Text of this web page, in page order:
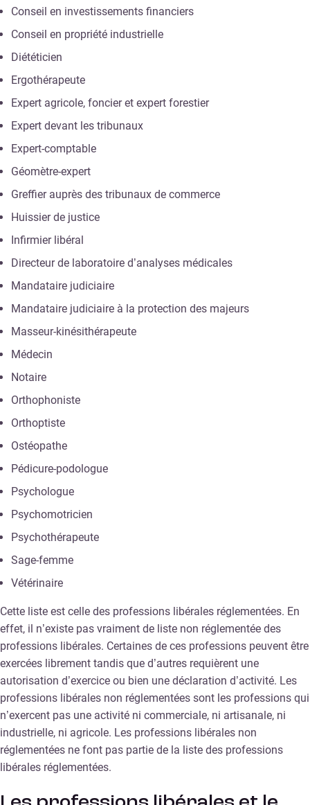
Conseil en investissements financiers
Conseil en propriété industrielle
Diététicien
Ergothérapeute
Expert agricole, foncier et expert forestier
Expert devant les tribunaux
Expert-comptable
Géomètre-expert
Greffier auprès des tribunaux de commerce
Huissier de justice
Infirmier libéral
Directeur de laboratoire d’analyses médicales
Mandataire judiciaire
Mandataire judiciaire à la protection des majeurs
Masseur-kinésithérapeute
Médecin
Notaire
Orthophoniste
Orthoptiste
Ostéopathe
Pédicure-podologue
Psychologue
Psychomotricien
Psychothérapeute
Sage-femme
Vétérinaire
Cette liste est celle des professions libérales réglementées. En
effet, il n’existe pas vraiment de liste non réglementée des
professions libérales. Certaines de ces professions peuvent être
exercées librement tandis que d’autres requièrent une
autorisation d’exercice ou bien une déclaration d’activité. Les
professions libérales non réglementées sont les professions qui
n’exercent pas une activité ni commerciale, ni artisanale, ni
industrielle, ni agricole. Les professions libérales non
réglementées ne font pas partie de la liste des professions
libérales réglementées.